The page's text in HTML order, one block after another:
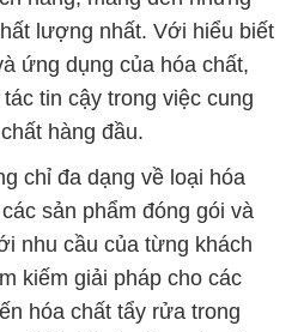
lượng nhất. Với hiểu biết
ứng dụng của hóa chất,
tin cậy trong việc cung
hàng đầu.
chỉ đa dạng về loại hóa
sản phẩm đóng gói và
nhu cầu của từng khách
kiếm giải pháp cho các
hóa chất tẩy rửa trong